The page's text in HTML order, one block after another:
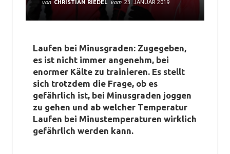
von CHRISTIAN RIEDEL vom 23. JANUAR 2019
Laufen bei Minusgraden: Zugegeben,
es ist nicht immer angenehm, bei
enormer Kälte zu trainieren. Es stellt
sich trotzdem die Frage, ob es
gefährlich ist, bei Minusgraden joggen
zu gehen und ab welcher Temperatur
Laufen bei Minustemperaturen wirklich
gefährlich werden kann.